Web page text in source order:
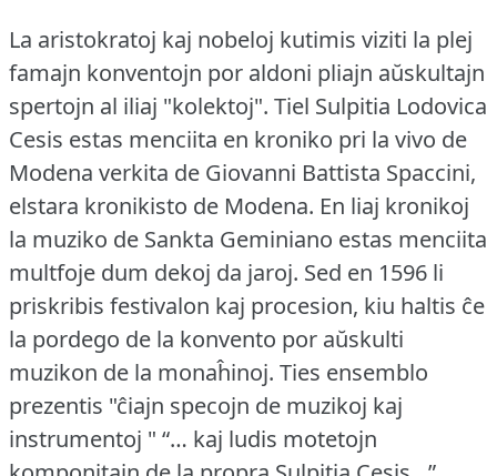
La aristokratoj kaj nobeloj kutimis viziti la plej
famajn konventojn por aldoni pliajn aŭskultajn
spertojn al iliaj "kolektoj". Tiel Sulpitia Lodovica
Cesis estas menciita en kroniko pri la vivo de
Modena verkita de Giovanni Battista Spaccini,
elstara kronikisto de Modena. En liaj kronikoj
la muziko de Sankta Geminiano estas menciita
multfoje dum dekoj da jaroj. Sed en 1596 li
priskribis festivalon kaj procesion, kiu haltis ĉe
la pordego de la konvento por aŭskulti
muzikon de la monaĥinoj. Ties ensemblo
prezentis "ĉiajn specojn de muzikoj kaj
instrumentoj " “… kaj ludis motetojn